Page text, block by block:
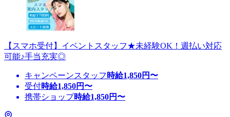
【スマホ受付】イベントスタッフ★未経験OK！週払い対応
可能♪手当充実◎
キャンペーンスタッフ 時給1,850円〜
受付時給1,850円〜
携帯ショップ時給1,850円〜